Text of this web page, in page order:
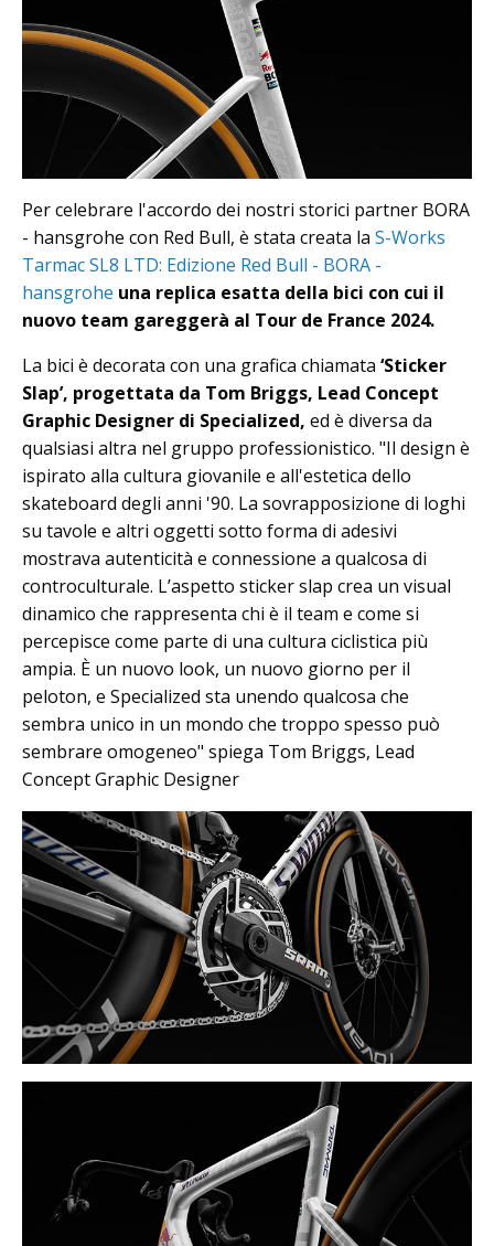
Per celebrare l'accordo dei nostri storici partner BORA
- hansgrohe con Red Bull, è stata creata la S-Works
Tarmac SL8 LTD: Edizione Red Bull - BORA -
hansgrohe una replica esatta della bici con cui il
nuovo team gareggerà al Tour de France 2024.
La bici è decorata con una grafica chiamata ‘Sticker
Slap’, progettata da Tom Briggs, Lead Concept
Graphic Designer di Specialized, ed è diversa da
qualsiasi altra nel gruppo professionistico. "Il design è
ispirato alla cultura giovanile e all'estetica dello
skateboard degli anni '90. La sovrapposizione di loghi
su tavole e altri oggetti sotto forma di adesivi
mostrava autenticità e connessione a qualcosa di
controculturale. L’aspetto sticker slap crea un visual
dinamico che rappresenta chi è il team e come si
percepisce come parte di una cultura ciclistica più
ampia. È un nuovo look, un nuovo giorno per il
peloton, e Specialized sta unendo qualcosa che
sembra unico in un mondo che troppo spesso può
sembrare omogeneo" spiega Tom Briggs, Lead
Concept Graphic Designer